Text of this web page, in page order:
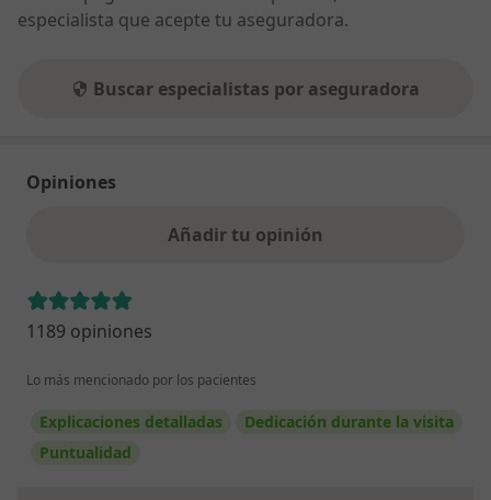
especialista que acepte tu aseguradora.
Buscar especialistas por aseguradora
Opiniones
Añadir tu opinión
1189 opiniones
Lo más mencionado por los pacientes
Explicaciones detalladas
Dedicación durante la visita
Puntualidad